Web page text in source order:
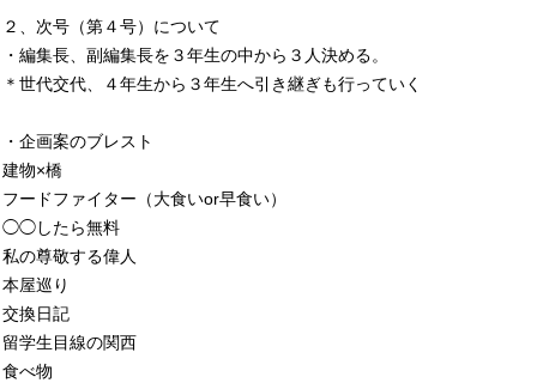
２、次号（第４号）について
・編集長、副編集長を３年生の中から３人決める。
＊世代交代、４年生から３年生へ引き継ぎも行っていく
・企画案のブレスト
建物×橋
フードファイター（大食いor早食い）
◯◯したら無料
私の尊敬する偉人
本屋巡り
交換日記
留学生目線の関西
食べ物